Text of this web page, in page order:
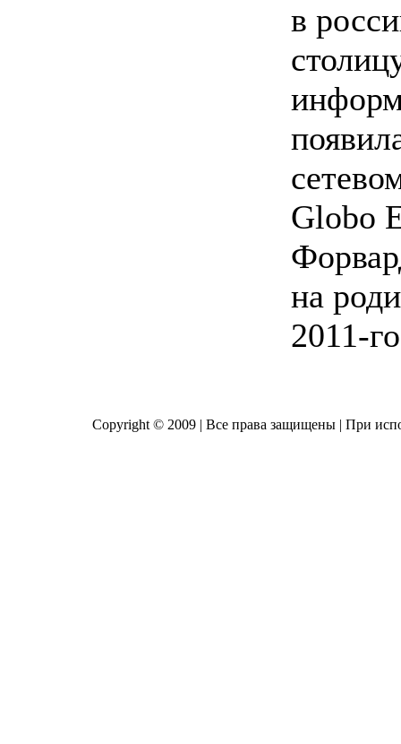
в
Globo
на
2011-
Copyright © 2009 | Все права защищены | При